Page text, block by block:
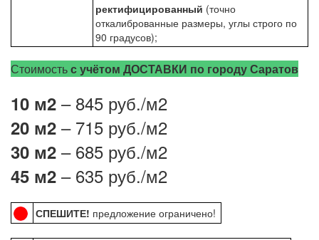
ректифицированный (точно
откалиброванные размеры, углы строго по
90 градусов);
Стоимостьс учётом ДОСТАВКИ по городу Саратов
10 м2 – 845 руб./м2
20 м2 – 715 руб./м2
30 м2 – 685 руб./м2
45 м2 – 635 руб./м2
СПЕШИТЕ! предложение ограничено!